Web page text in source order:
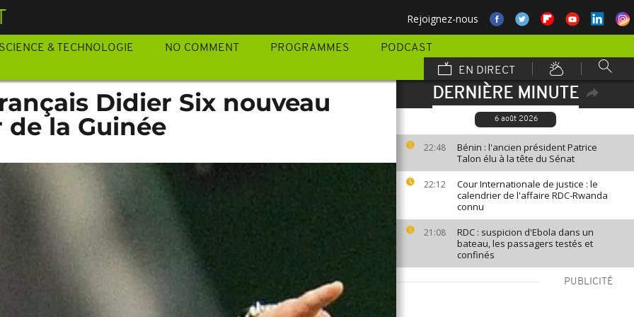
Rejoignez-nous
SCIENCE & TECHNOLOGIE NO COMMENT PROGRAMMES
PODCAST
EN DIRECT
DERNIÈRE MINUTE
6 août 2026
22:48
Bénin : l'ancien président Patrice
Talon élu à la tête du Sénat
22:12
Cour Internationale de justice : le
calendrier de l'affaire RDC-Rwanda
connu
21:08
RDC : suspicion d'Ebola dans un
bateau, les passagers testés et
confinés
PUBLICITÉ
Didier Six nouveau
la Guinée